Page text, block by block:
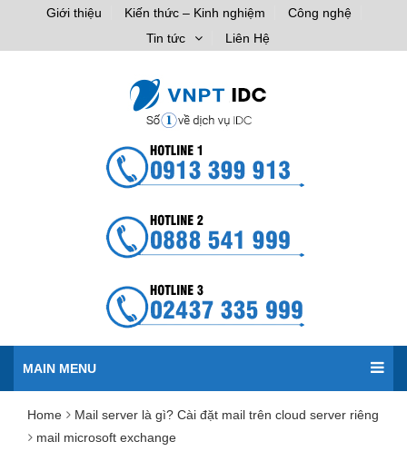
Giới thiệu Kiến thức – Kinh nghiệm
Công nghệ
Tin tức
Liên Hệ
MAIN MENU
Home
Mail server là gì? Cài đặt mail trên cloud server riêng
mail microsoft exchange